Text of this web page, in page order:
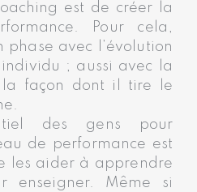
est de créer la
Pour cela,
phase avec l’évolution
; aussi avec la
la façon dont il tire le
des gens pour
de performance est
les aider à apprendre
enseigner. Même si